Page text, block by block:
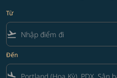
Từ
flight_takeoff
Đến
flight_land